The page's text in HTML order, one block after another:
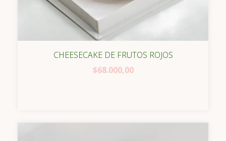
CHEESECAKE DE FRUTOS ROJOS
$68.000,00